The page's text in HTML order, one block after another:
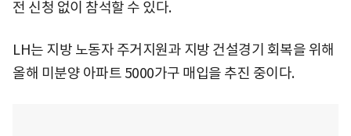
전 신청 없이 참석할 수 있다.
LH는 지방 노동자 주거지원과 지방 건설경기 회복을 위해
올해 미분양 아파트 5000가구 매입을 추진 중이다.